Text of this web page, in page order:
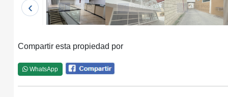
‹
Compartir esta propiedad por
WhatsApp